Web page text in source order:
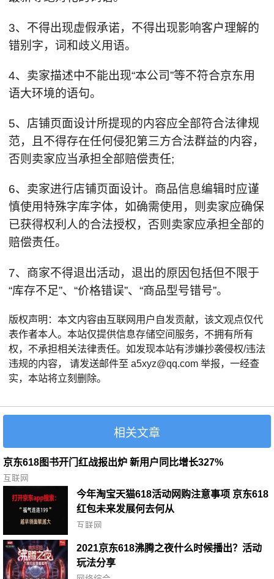
3、不得出现虚假承诺，不得出现影响客户理解的
错别字，词和歧义用语。
4、卖家描述中不能出现“本公司”等不符合京东用
语大环境的语句。
5、店铺页面设计所提现的内容应全部符合法律规
范，且不得存在任何侵犯第三方合法群益的内容，
否则卖家应当承担全部赔偿责任;
6、卖家进行店铺页面设计。商品信息编辑时应谨
慎使用特殊字库字体，如确需使用，则卖家应确保
已获得权利人的合法授权，否则卖家应承担全部的
赔偿责任。
7、商家不得退出活动，退出的原因包括但不限于
“库存不足”、“价格错误”、“商品型号错号”。
版权声明：本文内容由互联网用户自发贡献，该文观点仅代
表作者本人。本站仅提供信息存储空间服务，不拥有所有
权，不承担相关法律责任。如发现本站有涉嫌抄袭侵权/违法
违规的内容， 请发送邮件至 a5xyz@qq.com 举报，一经查
实，本站将立刻删除。
相关文章
京东618图书开门红战报出炉 新用户同比增长327%
互联网
今年淘宝天猫618活动网购注意事项 京东618
红包未来发展何去何从
互联网
2021京东618沸腾之夜什么时候播出？活动
玩法分享